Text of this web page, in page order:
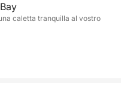
yacht confortevole
crociera ti offre il
caletta tranquilla al vostro